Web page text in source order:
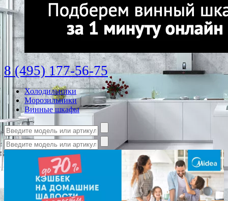
8 (495) 177-56-75
Холодильники
Морозильники
Винные шкафы